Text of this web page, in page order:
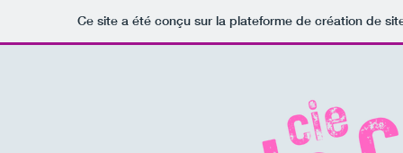
Ce site a été conçu sur la plateforme de création de